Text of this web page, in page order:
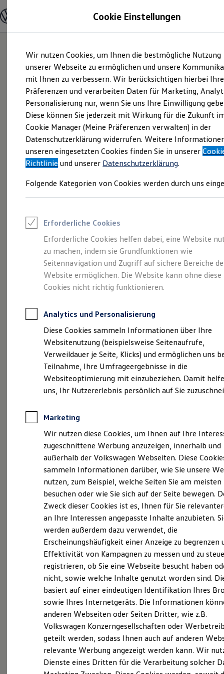
Hauptinhalt
springen
Footer
springen
Modelle und Konfigurator
Modelle vergleichen
Elektroautos
ENERGY Sondermodelle
Nutzfahrzeuge
SUV und CUV
Familienautos
Kombis
Kompaktwagen
Sportwagen
Schnell verfügbare Fahrzeuge
Angebote und Produkte
Aktuelle Angebote
E-Auto-Förderung
Volkswagen Marktplatz
Junge Gebrauchtwagen und Gebrauchtwagen
Saisonangebote
Leasing
Leasing-Angebote
Gebrauchtwagen Leasing
Junge Gebrauchtwagen-Leasing
Elektroauto Leasing
Kleinwagen-Leasing
Leasing ohne Anzahlung
Autokredit mit Schlussrate
Versicherungen und Garantien
Kfz-Versicherung
Restschuldversicherungen
Garantien
Wartungsverträge
Geschäftskunden
Professional Class bei Volkswagen
Großkunden
Behörden
Anpfiff zum Gewinn
Elektroautos
ID. Tutorials
Elektrofahrzeugkonzepte
Reichweite
Reichweite der ID. Modelle
Reichweite im Winter
Laden
Laden unterwegs
Laden Zuhause
Ladezeitensimulator
Batterie
Sicherheit
Garantie und Lebensdauer
Nachhaltigkeit
Technologie
Kosten und Kauf
Verbrauchskosten
Kaufoptionen
E-Auto-Förderung
Software und Konnektivität
Die ID. Software 6
ID. Software Versionen und Updates
Digitale Extras
Schnittstellen zu Ihrem ID.
Die ENERGY
Sondermodelle
Probefahrt vereinbaren
Fahrzeugangebot anfordern
Servicetermin buchen
Serviceanfrage stellen
Cookie Einstellungen
Wir nutzen Cookies, um Ihnen die bestmögliche Nutzung
unserer Webseite zu ermöglichen und unsere
mit Ihnen zu verbessern. Wir berücksichtigen hierbei Ihre
Präferenzen und verarbeiten Daten für Marketing,
Personalisierung nur, wenn Sie uns Ihre Einwilligung
Diese können Sie jederzeit mit Wirkung für die Zukunft
Cookie Manager (Meine Präferenzen verwalten) in der
Datenschutzerklärung widerrufen. Weitere
unseren eingesetzten Cookies finden Sie in unserer
Richtlinie und unserer Datenschutzerklärung.
Folgende Kategorien von Cookies werden durch uns
Erforderliche Cookies
Erforderliche Cookies helfen dabei, eine Website
zu machen, indem sie Grundfunktionen wie
Seitennavigation und Zugriff auf sichere Bereiche
Website ermöglichen. Die Website kann ohne diese
Cookies nicht richtig funktionieren.
Analytics und Personalisierung
Diese Cookies sammeln Informationen über Ihre
Websitenutzung (beispielsweise Seitenaufrufe,
Verweildauer je Seite, Klicks) und ermöglichen uns
Teilnahme, Ihre Umfrageergebnisse in die
Websiteoptimierung mit einzubeziehen. Damit
uns, Ihr Nutzererlebnis persönlich auf Sie
Marketing
Wir nutzen diese Cookies, um Ihnen auf Ihre
zugeschnittene Werbung anzuzeigen, innerhalb und
außerhalb der Volkswagen Webseiten. Diese
sammeln Informationen darüber, wie Sie unsere
nutzen, zum Beispiel, welche Seiten Sie am meisten
besuchen oder wie Sie sich auf der Seite bewegen.
Zweck dieser Cookies ist es, Ihnen für Sie
an Ihre Interessen angepasste Inhalte anzubieten.
werden außerdem dazu verwendet, die
Erscheinungshäufigkeit einer Anzeige zu begrenzen
Effektivität von Kampagnen zu messen und zu
registrieren, ob Sie eine Webseite besucht haben
nicht, sowie welche Inhalte genutzt worden sind.
basiert auf einer eindeutigen Identifikation Ihres
sowie Ihres Internetgeräts. Die Informationen
anderen Webseiten oder Seiten Dritter, wie z.B.
Volkswagen Konzerngesellschaften oder
geteilt werden, sodass Ihnen auch auf anderen
relevante Werbung angezeigt werden kann. Wir
Dienste eines Dritten für die Verarbeitung solcher